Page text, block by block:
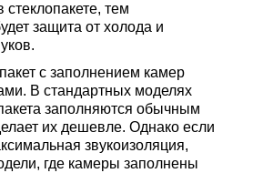
тем
защита от холода и
с заполнением камер
В стандартных моделях
заполняются обычным
их дешевле. Однако если
звукоизоляция,
где камеры заполнены